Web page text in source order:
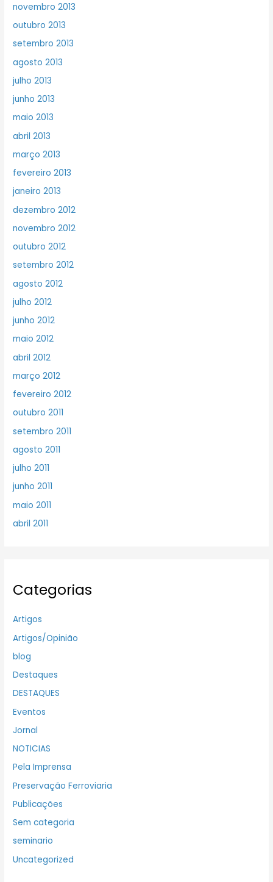
novembro 2013
outubro 2013
setembro 2013
agosto 2013
julho 2013
junho 2013
maio 2013
abril 2013
março 2013
fevereiro 2013
janeiro 2013
dezembro 2012
novembro 2012
outubro 2012
setembro 2012
agosto 2012
julho 2012
junho 2012
maio 2012
abril 2012
março 2012
fevereiro 2012
outubro 2011
setembro 2011
agosto 2011
julho 2011
junho 2011
maio 2011
abril 2011
Categorias
Artigos
Artigos/Opinião
blog
Destaques
DESTAQUES
Eventos
Jornal
NOTICIAS
Pela Imprensa
Preservação Ferroviaria
Publicações
Sem categoria
seminario
Uncategorized